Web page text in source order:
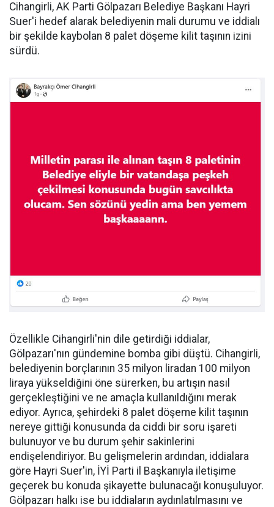
Cihangirli, AK Parti Gölpazarı Belediye Başkanı Hayri
Suer'i hedef alarak belediyenin mali durumu ve iddialı
bir şekilde kaybolan 8 palet döşeme kilit taşının izini
sürdü.
Özellikle Cihangirli'nin dile getirdiği iddialar,
Gölpazarı'nın gündemine bomba gibi düştü. Cihangirli,
belediyenin borçlarının 35 milyon liradan 100 milyon
liraya yükseldiğini öne sürerken, bu artışın nasıl
gerçekleştiğini ve ne amaçla kullanıldığını merak
ediyor. Ayrıca, şehirdeki 8 palet döşeme kilit taşının
nereye gittiği konusunda da ciddi bir soru işareti
bulunuyor ve bu durum şehir sakinlerini
endişelendiriyor. Bu gelişmelerin ardından, iddialara
göre Hayri Suer'in, İYİ Parti il Başkanıyla iletişime
geçerek bu konuda şikayette bulunacağı konuşuluyor.
Gölpazarı halkı ise bu iddiaların aydınlatılmasını ve